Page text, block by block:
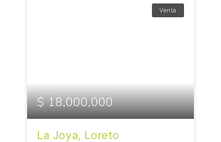
Venta
$ 18,000,000
La Joya, Loreto